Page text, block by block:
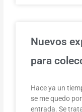
Nuevos
para
Hace ya un
se me quedo
entrada. Se